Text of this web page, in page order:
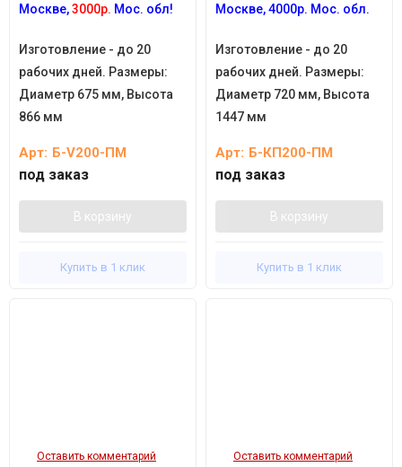
Москве,3000р. Мос. обл!
Изготовление - до 20
рабочих дней. Размеры:
Диаметр 675 мм, Высота
866 мм
Арт: Б-V200-ПМ
под заказ
В корзину
Купить в 1 клик
Москве, 4000р. Мос. обл.
Изготовление - до 20
рабочих дней. Размеры:
Диаметр 720 мм, Высота
1447 мм
Арт: Б-КП200-ПМ
под заказ
В корзину
Купить в 1 клик
Оставить комментарий Оставить комментарий